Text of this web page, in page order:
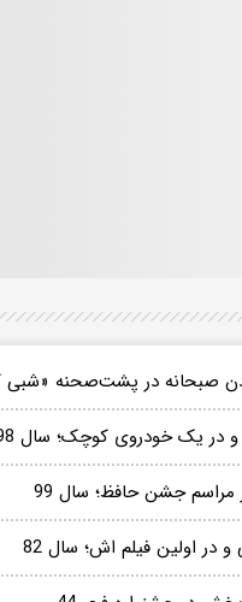
صبحانه در پشت‌صحنه
و در یک خودروی کوچک؛ سال 98
جشن حافظ؛ سال 99